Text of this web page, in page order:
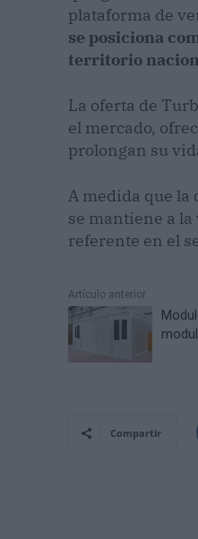
plataforma de
se posiciona
territorio
La oferta de
el mercado,
prolongan su
A medida que la
se mantiene a
referente en el
Artículo anterior
Compartir